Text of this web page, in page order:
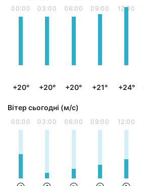
00:00
+20°
03:00
+20°
06:00
+20°
09:00
+21°
12:00
+24°
Вітер сьогодні (м/с)
00:00 03:00 06:00 09:00 12:00